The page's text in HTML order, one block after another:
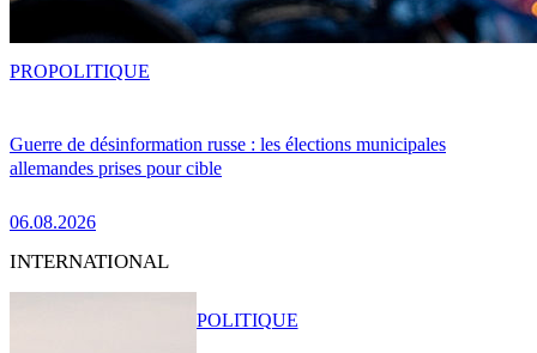
Guerre de désinformation russe : les élections municipales
allemandes prises pour cible
06.08.2026
PROPOLITIQUE
INTERNATIONAL
POLITIQUE